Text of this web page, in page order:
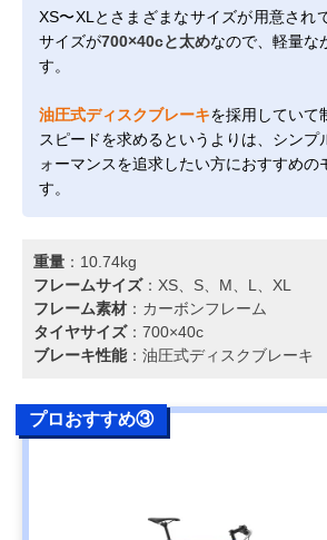
XS〜XLとさまざまなサイズが用意され
サイズが700×40cと太めなので、軽量な
す。
油圧式ディスクブレーキを採用していて
スピードを求めるというよりは、シンプ
ォーマンスを追求したい方におすすめの
す。
重量 ：10.74kg
フレームサイズ：XS、S、M、L、XL
フレーム素材 ：カーボンフレーム
タイヤサイズ：700×40c
ブレーキ性能：油圧式ディスクブレーキ
プロおすすめ③